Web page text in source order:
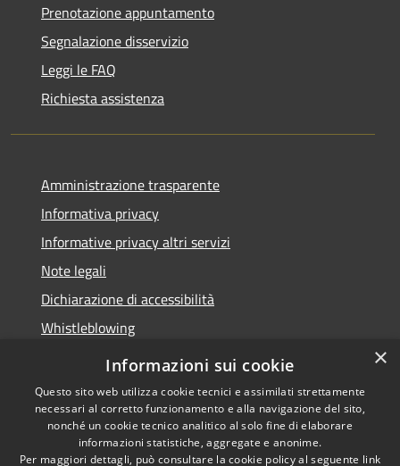
Prenotazione appuntamento
Segnalazione disservizio
Leggi le FAQ
Richiesta assistenza
Amministrazione trasparente
Informativa privacy
Informative privacy altri servizi
Note legali
Dichiarazione di accessibilità
Whistleblowing
RSS
Accessibilità
Privacy
Copyright © 2026 • Comune di
Bussolengo • Powered by
Municipium•Accesso
×
Informazioni sui cookie
Questo sito web utilizza cookie tecnici e assimilati strettamente
necessari al corretto funzionamento e alla navigazione del sito,
nonché un cookie tecnico analitico al solo fine di elaborare
informazioni statistiche, aggregate e anonime.
Per maggiori dettagli, può consultare la cookie policy al seguente link